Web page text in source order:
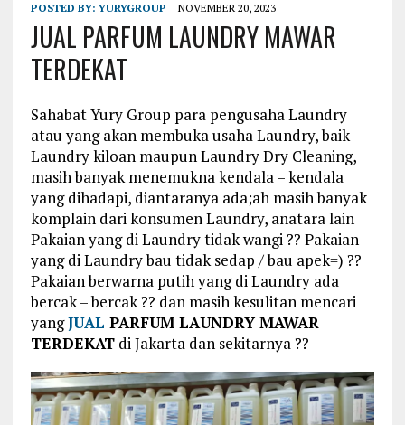
POSTED BY:YURYGROUP NOVEMBER 20, 2023
JUAL PARFUM LAUNDRY MAWAR
TERDEKAT
Sahabat Yury Group para pengusaha Laundry
atau yang akan membuka usaha Laundry, baik
Laundry kiloan maupun Laundry Dry Cleaning,
masih banyak menemukna kendala – kendala
yang dihadapi, diantaranya ada;ah masih banyak
komplain dari konsumen Laundry, anatara lain
Pakaian yang di Laundry tidak wangi ?? Pakaian
yang di Laundry bau tidak sedap / bau apek=) ??
Pakaian berwarna putih yang di Laundry ada
bercak – bercak ?? dan masih kesulitan mencari
yangJUAL PARFUM LAUNDRY MAWAR
TERDEKATdi Jakarta dan sekitarnya ??